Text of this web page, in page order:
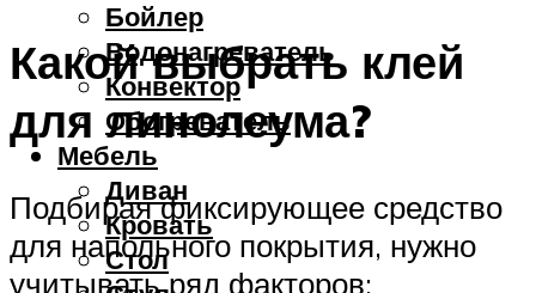
Бойлер
Водонагреватель
Конвектор
Обогреватель
Мебель
Диван
Кровать
Стол
Какой выбрать клей
для линолеума?
Подбирая фиксирующее средство
для напольного покрытия, нужно
учитывать ряд факторов: